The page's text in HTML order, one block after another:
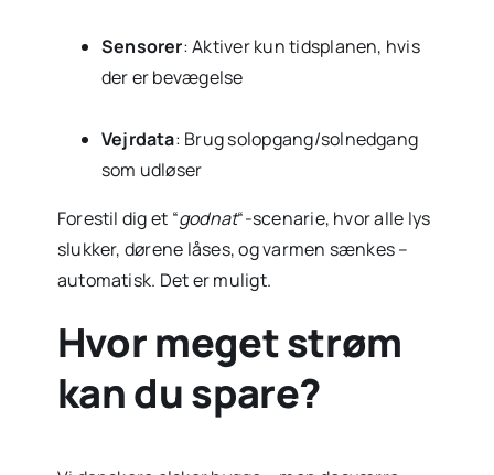
Sensorer: Aktiver kun tidsplanen, hvis
der er bevægelse
Vejrdata: Brug solopgang/solnedgang
som udløser
Forestil dig et “godnat“-scenarie, hvor alle lys
slukker, dørene låses, og varmen sænkes –
automatisk. Det er muligt.
Hvor meget strøm
kan du spare?